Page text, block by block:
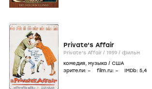
Private's Affair
Private's Affair / 1959 / фильм
комедия, музыка / США
зрители: – film.ru: – IMDb: 5,4